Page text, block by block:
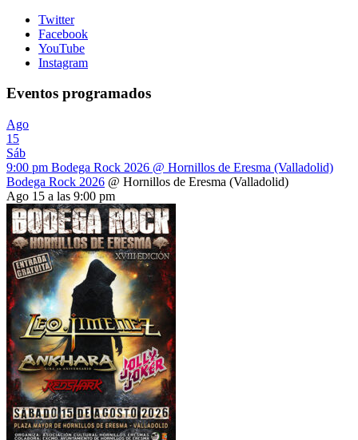
Twitter
Facebook
YouTube
Instagram
Eventos programados
Ago
15
Sáb
9:00 pm Bodega Rock 2026 @ Hornillos de Eresma (Valladolid)
Bodega Rock 2026 @ Hornillos de Eresma (Valladolid)
Ago 15 a las 9:00 pm